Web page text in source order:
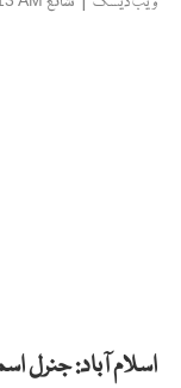
اسلام آباد: جنرل